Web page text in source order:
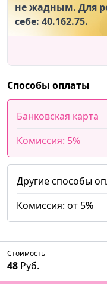
не жадным. Для
себе: 40.162.75.
Способы оплаты
Банковская карта
Комиссия: 5%
Другие способы
Комиссия: от 5%
Стоимость
48 Руб.